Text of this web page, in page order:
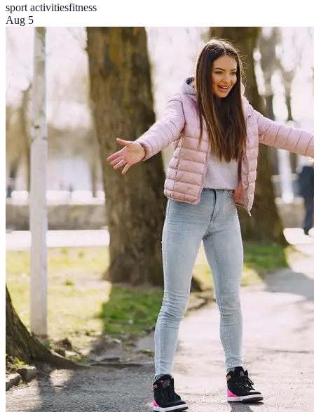
sport activitiesfitness
Aug 5